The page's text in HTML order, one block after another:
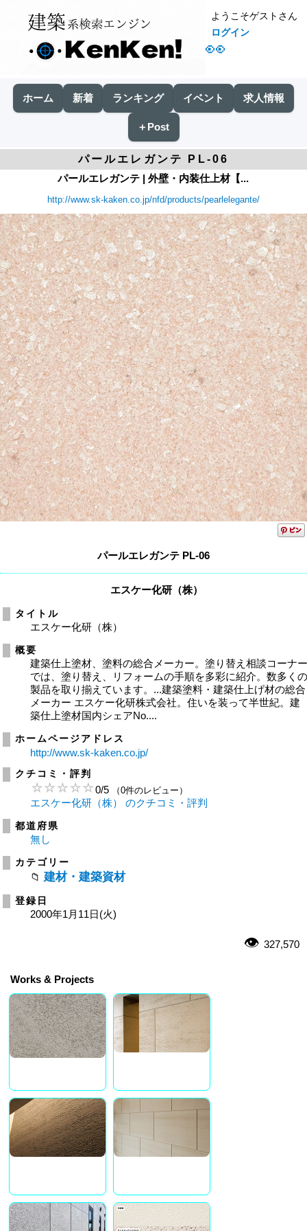
👀
ようこそゲストさん
ログイン
ホーム 新着 ランキング イベント 求人情報
＋Post
パールエレガンテ PL-06
パールエレガンテ | 外壁・内装仕上材【...
http://www.sk-kaken.co.jp/nfd/products/pearlelegante/
パールエレガンテ PL-06
エスケー化研（株）
タイトル
エスケー化研（株）
概要
建築仕上塗材、塗料の総合メーカー。塗り替え相談コーナ
では、塗り替え、リフォームの手順を多彩に紹介。数多く
製品を取り揃えています。...建築塗料・建築仕上げ材の総合
メーカー エスケー化研株式会社。住いを装って半世紀。建
築仕上塗材国内シェアNo....
ホームページアドレス
http://www.sk-kaken.co.jp/
クチコミ・評判
0/5 （0件のレビュー）
エスケー化研（株） のクチコミ・評判
都道府県
無し
カテゴリー
建材・建築資材
登録日
2000年1月11日(火)
327,570
Works & Projects